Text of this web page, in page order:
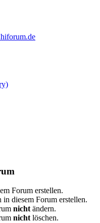
Forum erstellen.
diesem Forum erstellen.
nicht ändern.
nicht löschen.